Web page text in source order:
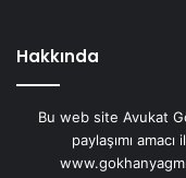
Hakkında
Bu web site Avukat
paylaşımı